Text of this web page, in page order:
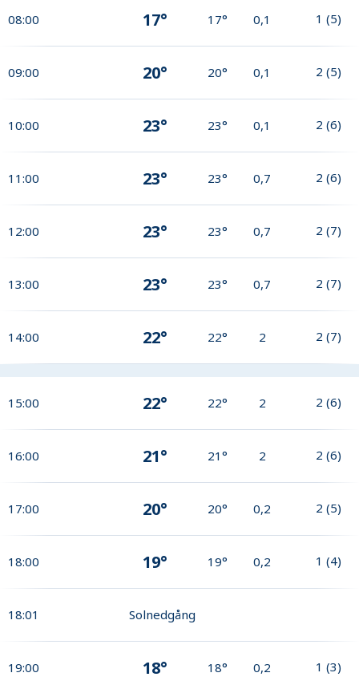
08:00 17° 17° 0,1 1 (5)
09:00 20° 20° 0,1 2 (5)
10:00 23° 23° 0,1 2 (6)
11:00 23° 23° 0,7 2 (6)
12:00 23° 23° 0,7 2 (7)
13:00 23° 23° 0,7 2 (7)
14:00 22° 22° 2 2 (7)
15:00 22° 22° 2 2 (6)
16:00 21° 21° 2 2 (6)
17:00 20° 20° 0,2 2 (5)
18:00 19° 19° 0,2 1 (4)
18:01 Solnedgång
19:00 18° 18° 0,2 1 (3)